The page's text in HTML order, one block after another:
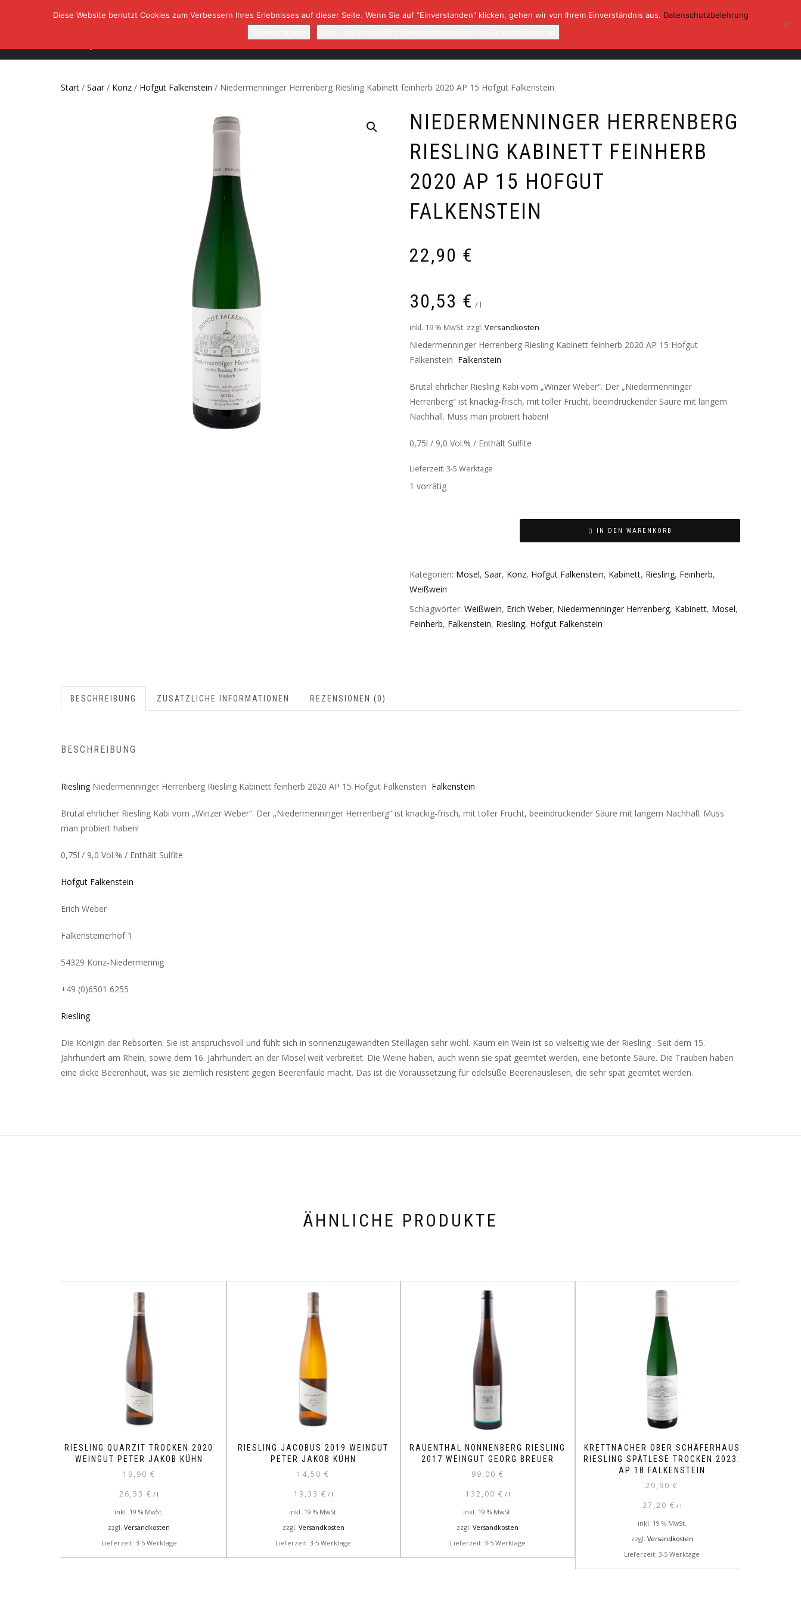
Start / Saar / Konz / Hofgut Falkenstein / Niedermenninger Herrenberg Riesling Kabinett feinherb 2020 AP 15 Hofgut Falkenstein
NIEDERMENNINGER HERRENBERG
RIESLING KABINETT FEINHERB
2020 AP 15 HOFGUT
FALKENSTEIN
22,90 €
30,53 € / l
inkl. 19 % MwSt. zzgl. Versandkosten
Niedermenninger Herrenberg Riesling Kabinett feinherb 2020 AP 15 Hofgut
Falkenstein Falkenstein
Brutal ehrlicher Riesling Kabi vom „Winzer Weber“. Der „Niedermenninger
Herrenberg“ ist knackig-frisch, mit toller Frucht, beeindruckender Säure mit langem
Nachhall. Muss man probiert haben!
0,75l / 9,0 Vol.% / Enthält Sulfite
Lieferzeit: 3-5 Werktage
1 vorrätig
IN DEN WARENKORB
Kategorien: Mosel, Saar, Konz, Hofgut Falkenstein, Kabinett, Riesling, Feinherb,
Weißwein
Schlagwörter: Weißwein, Erich Weber, Niedermenninger Herrenberg, Kabinett, Mosel,
Feinherb, Falkenstein, Riesling, Hofgut Falkenstein
BESCHREIBUNG ZUSÄTZLICHE INFORMATIONEN REZENSIONEN (0)
BESCHREIBUNG
Riesling Niedermenninger Herrenberg Riesling Kabinett feinherb 2020 AP 15 Hofgut Falkenstein Falkenstein
Brutal ehrlicher Riesling Kabi vom „Winzer Weber“. Der „Niedermenninger Herrenberg“ ist knackig-frisch, mit toller Frucht, beeindruckender Säure mit langem Nachhall. Muss
man probiert haben!
0,75l / 9,0 Vol.% / Enthält Sulfite
Hofgut Falkenstein
Erich Weber
Falkensteinerhof 1
54329 Konz-Niedermennig
+49 (0)6501 6255
Riesling
Die Königin der Rebsorten. Sie ist anspruchsvoll und fühlt sich in sonnenzugewandten Steillagen sehr wohl. Kaum ein Wein ist so vielseitig wie der Riesling . Seit dem 15.
Jahrhundert am Rhein, sowie dem 16. Jahrhundert an der Mosel weit verbreitet. Die Weine haben, auch wenn sie spät geerntet werden, eine betonte Säure. Die Trauben haben
eine dicke Beerenhaut, was sie ziemlich resistent gegen Beerenfäule macht. Das ist die Voraussetzung für edelsüße Beerenauslesen, die sehr spät geerntet werden.
ÄHNLICHE PRODUKTE
RIESLING QUARZIT TROCKEN 2020
WEINGUT PETER JAKOB KÜHN
19,90 €
26,53€ / l
inkl. 19 % MwSt.
zzgl.Versandkosten
Lieferzeit: 3-5 Werktage
RIESLING JACOBUS 2019 WEINGUT
PETER JAKOB KÜHN
14,50€
19,33 € / l
inkl. 19 % MwSt.
zzgl. Versandkosten
Lieferzeit: 3-5 Werktage
RAUENTHAL NONNENBERG RIESLING
2017 WEINGUT GEORG BREUER
99,00 €
132,00 € / l
inkl. 19 % MwSt.
zzgl.Versandkosten
Lieferzeit: 3-5 Werktage
KRETTNACHER OBER SCHÄFERHAUS
RIESLING SPÄTLESE TROCKEN 2023.
AP 18 FALKENSTEIN
29,90€
37,20 € / l
inkl. 19 % MwSt.
zzgl. Versandkosten
Lieferzeit: 3-5 Werktage
Diese Website benutzt Cookies zum Verbessern Ihres Erlebnisses auf dieser Seite. Wenn Sie auf "Einverstanden" klicken, gehen wir von Ihrem Einverständnis aus. Datenschutzbelehrung